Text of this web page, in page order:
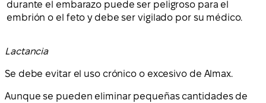
durante el embarazo puede ser peligroso para el
embrión o el feto y debe ser vigilado por su médico.
Lactancia
Se debe evitar el uso crónico o excesivo de Almax.
Aunque se pueden eliminar pequeñas cantidades de